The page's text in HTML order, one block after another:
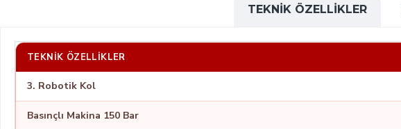
TEKNIK ÖZELLIKLER
TEKNIK ÖZELLIKLER
3. Robotik Kol
Basınçlı Makina 150 Bar